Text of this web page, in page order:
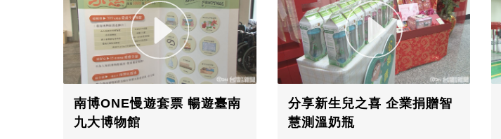
南博ONE慢遊套票 暢遊臺南
九大博物館
分享新生兒之喜 企業捐贈智
慧測溫奶瓶